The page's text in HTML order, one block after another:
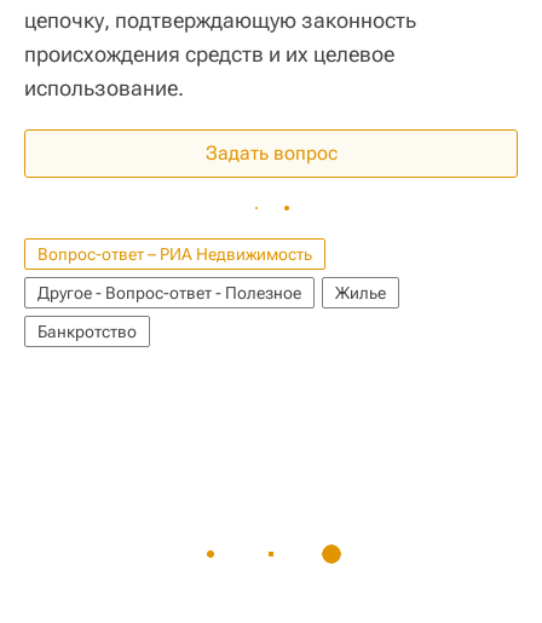
цепочку, подтверждающую законность
происхождения средств и их целевое
использование.
Задать вопрос
Вопрос-ответ – РИА Недвижимость
Другое - Вопрос-ответ - Полезное
Жилье
Банкротство